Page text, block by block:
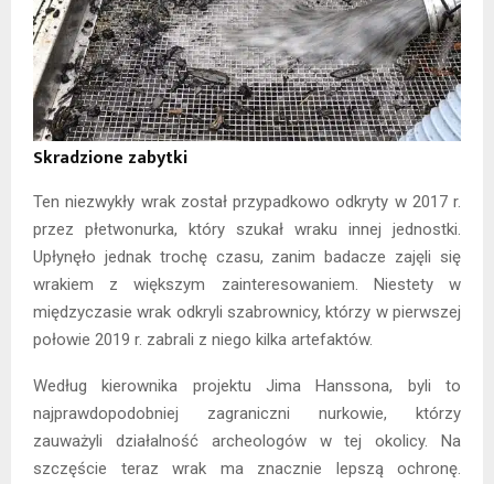
Skradzione zabytki
Ten niezwykły wrak został przypadkowo odkryty w 2017 r.
przez płetwonurka, który szukał wraku innej jednostki.
Upłynęło jednak trochę czasu, zanim badacze zajęli się
wrakiem z większym zainteresowaniem. Niestety w
międzyczasie wrak odkryli szabrownicy, którzy w pierwszej
połowie 2019 r. zabrali z niego kilka artefaktów.
Według kierownika projektu Jima Hanssona, byli to
najprawdopodobniej zagraniczni nurkowie, którzy
zauważyli działalność archeologów w tej okolicy. Na
szczęście teraz wrak ma znacznie lepszą ochronę.